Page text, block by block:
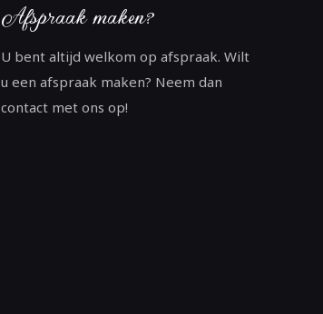
Afspraak maken?
U bent altijd welkom op afspraak. Wilt
u een afspraak maken? Neem dan
contact met ons op!